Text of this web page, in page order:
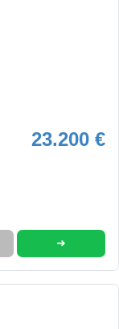
23.200 €
➜